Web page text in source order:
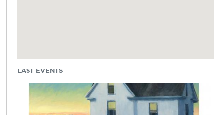
LAST EVENTS